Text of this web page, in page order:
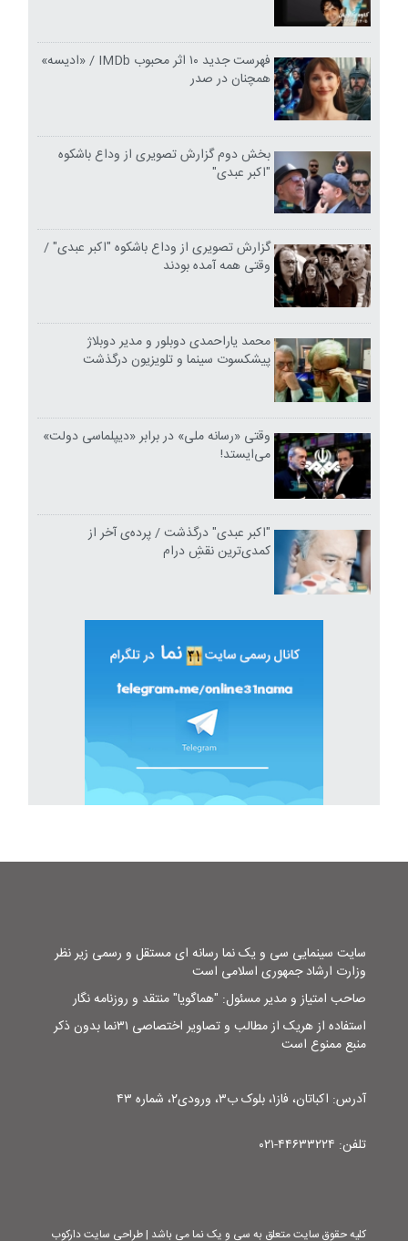
فهرست جدید ۱۰ اثر محبوب IMDb / «ادیسه»
همچنان در صدر
بخش دوم گزارش تصویری از وداع باشکوه
"اکبر عبدی"
گزارش تصویری از وداع باشکوه "اکبر عبدی" /
وقتی همه آمده بودند
محمد یاراحمدی دوبلور و مدیر دوبلاژ
پیشکسوت سینما و تلویزیون درگذشت
وقتی «رسانه ملی» در برابر «دیپلماسی دولت»
می‌ایستد!
"اکبر عبدی" درگذشت / پرده‌ی آخر از
کمدی‌ترین نقشِ درام
سایت سینمایی سی و یک نما رسانه ای مستقل و رسمی زیر نظر
وزارت ارشاد جمهوری اسلامی است
صاحب امتیاز و مدیر مسئول: "هماگویا" منتقد و روزنامه نگار
استفاده از هریک از مطالب و تصاویر اختصاصی ۳۱نما بدون ذکر
منبع ممنوع است
آدرس: اکباتان، فاز۱، بلوک ب۳، ورودی۲، شماره ۴۳
تلفن: ۴۴۶۳۳۲۲۴-۰۲۱
کلیه حقوق سایت متعلق به سی و یک نما می باشد | طراحی سایت دارکوب